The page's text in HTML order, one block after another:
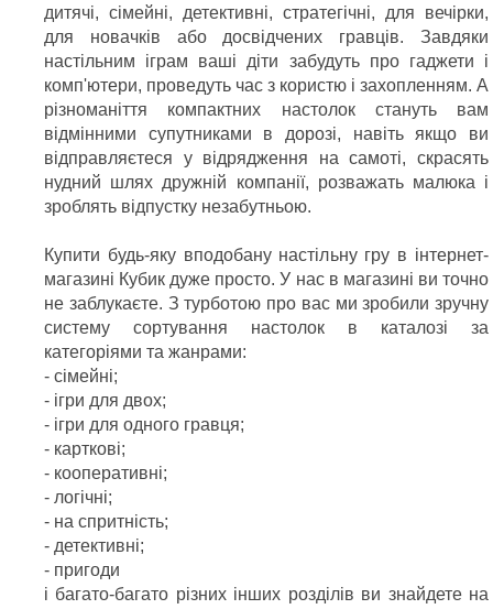
дитячі, сімейні, детективні, стратегічні, для вечірки,
для новачків або досвідчених гравців. Завдяки
настільним іграм ваші діти забудуть про гаджети і
комп'ютери, проведуть час з користю і захопленням. А
різноманіття компактних настолок стануть вам
відмінними супутниками в дорозі, навіть якщо ви
відправляєтеся у відрядження на самоті, скрасять
нудний шлях дружній компанії, розважать малюка і
зроблять відпустку незабутньою.
Купити будь-яку вподобану настільну гру в інтернет-
магазині Кубик дуже просто. У нас в магазині ви точно
не заблукаєте. З турботою про вас ми зробили зручну
систему сортування настолок в каталозі за
категоріями та жанрами:
- сімейні;
- ігри для двох;
- ігри для одного гравця;
- карткові;
- кооперативні;
- логічні;
- на спритність;
- детективні;
- пригоди
і багато-багато різних інших розділів ви знайдете на